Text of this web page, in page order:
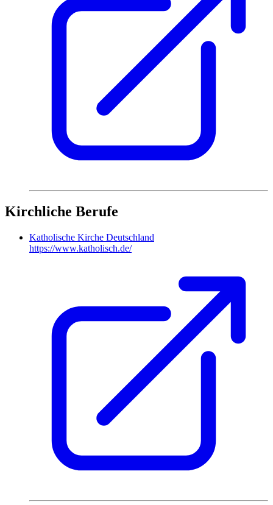
Kirchliche Berufe
Katholische Kirche Deutschland
https://www.katholisch.de/